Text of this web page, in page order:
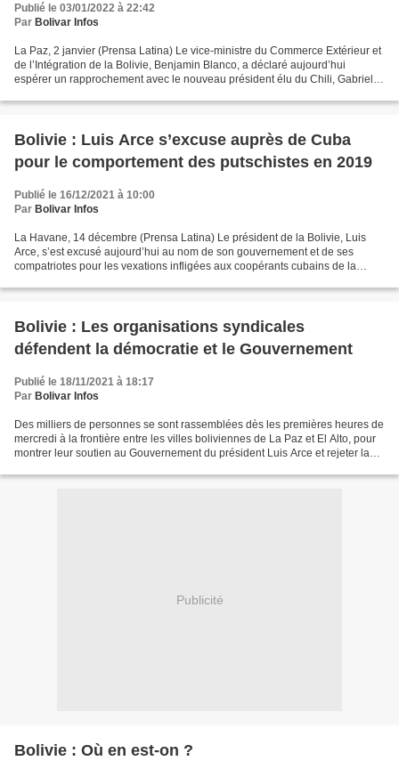
Publié le 03/01/2022 à 22:42
Par Bolivar Infos
La Paz, 2 janvier (Prensa Latina) Le vice-ministre du Commerce Extérieur et
de l’Intégration de la Bolivie, Benjamin Blanco, a déclaré aujourd’hui
espérer un rapprochement avec le nouveau président élu du Chili, Gabriel
Bolivie : Luis Arce s’excuse auprès de Cuba
pour le comportement des putschistes en 2019
Publié le 16/12/2021 à 10:00
Par Bolivar Infos
La Havane, 14 décembre (Prensa Latina) Le président de la Bolivie, Luis
Arce, s’est excusé aujourd’hui au nom de son gouvernement et de ses
compatriotes pour les vexations infligées aux coopérants cubains de la
Bolivie : Les organisations syndicales
défendent la démocratie et le Gouvernement
Publié le 18/11/2021 à 18:17
Par Bolivar Infos
Des milliers de personnes se sont rassemblées dès les premières heures de
mercredi à la frontière entre les villes boliviennes de La Paz et El Alto, pour
montrer leur soutien au Gouvernement du président Luis Arce et rejeter la
Publicité
Bolivie : Où en est-on ?